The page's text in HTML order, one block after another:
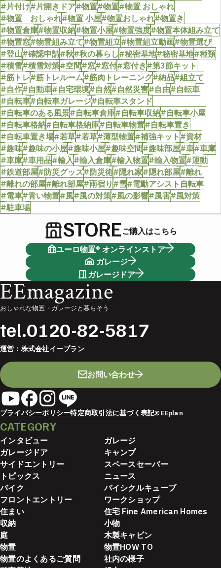
#片付け#片開きドア#物置#物置#物置 おしゃれ
#物置 おしゃれ#物置 小屋#物置おしゃれ#物置き
#物置倉庫#物置収納#物置小屋#物置強度#物置本体組み立て
#物置窓#物置組み立て#物置組立#物置組立動画#物置選び
#登山#確認申請#秋#秋の暮らし#秘密基地#秘密基地#種類
#積雪#積雪対策#空間#窓#窓付#窓付き#第3節キット
#筋トレ#筋トレルーム#筋肉トレーニング#納品#組立て
#自作#自動車#自宅環境#自然#自然災害#自由#自転車
#自転車#自転車ガレージ#自転車スタンド
#自転車のある風景#自転車倉庫#自転車収納#自転車小屋
#自転車格納#自転車格納庫#自転車物置#自転車置き
#自転車置き場#若草#若草#薄型物置#補強キット#資材
#趣味#趣味の小屋#趣味小屋#趣味空間#趣味部屋#車#車庫
#車庫#車用品#輸入#輸入倉庫#輸入物置#輸入物置#運動
#鉄道部屋#防災グッズ#防災術#隠れ家#隠れ部屋#離れ
#離れの部屋#離れ部屋#雨宿り#雪#電動アシスト自転車
#電車#青い物置#風#風の対策#風の影響#風害#風対策
#駐車場
STOREご購入はこちら
ユーロ物置® オンラインストア
ガレージ
ガレージドア
EEmagazine
おしゃれな物置・ガレージと暮らそう
tel.0120-82-5817
運営： 株式会社イープラン
お問い合わせ
プライバシーポリシー特定商取引法に基づく表記©EEplan
CATEGORY
インタビュー
ガレージ
ガレージドア
キャンプ
サイドエントリー
スペースセーバー
トピックス
ニュース
バイク
バイシクルキューブ
フロントエントリー
ワークショップ
住まい
住宅 Fine American Homes
収納
小物
庭
木製キャビン
物置
物置HOW TO
物置のよくあるご質問
社内の様子